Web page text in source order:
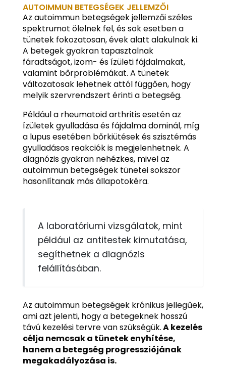
AUTOIMMUN BETEGSÉGEK JELLEMZŐI
Az autoimmun betegségek jellemzői széles
spektrumot ölelnek fel, és sok esetben a
tünetek fokozatosan, évek alatt alakulnak ki.
A betegek gyakran tapasztalnak
fáradtságot, izom- és ízületi fájdalmakat,
valamint bőrproblémákat. A tünetek
változatosak lehetnek attól függően, hogy
melyik szervrendszert érinti a betegség.
Például a rheumatoid arthritis esetén az
ízületek gyulladása és fájdalma dominál, míg
a lupus esetében bőrkiütések és szisztémás
gyulladásos reakciók is megjelenhetnek. A
diagnózis gyakran nehézkes, mivel az
autoimmun betegségek tünetei sokszor
hasonlítanak más állapotokéra.
A laboratóriumi vizsgálatok, mint
például az antitestek kimutatása,
segíthetnek a diagnózis
felállításában.
Az autoimmun betegségek krónikus jellegűek,
ami azt jelenti, hogy a betegeknek hosszú
távú kezelési tervre van szükségük.A kezelés
célja nemcsak a tünetek enyhítése,
hanem a betegség progressziójának
megakadályozása is.